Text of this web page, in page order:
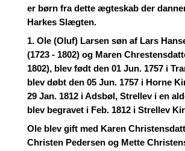
er børn fra dette ægteskab der
Harkes Slægten.
1. Ole (Oluf) Larsen søn af Lars
(1723 - 1802) og Maren
1802), blev født den 01 Jun. 1757 i
blev døbt den 05 Jun. 1757 i Horne
29 Jan. 1812 i Adsbøl, Strellev i en
blev begravet i Feb. 1812 i Strellev
Ole blev gift med Karen
Christen Pedersen og Mette